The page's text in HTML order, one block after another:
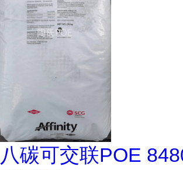
八碳可交联POE